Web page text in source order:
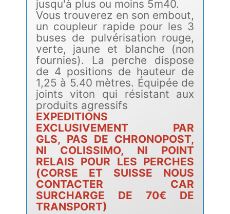
jusqu'à plus ou moins 5m40.
Vous trouverez en son embout,
un coupleur rapide pour les 3
buses de pulvérisation rouge,
verte, jaune et blanche (non
fournies). La perche dispose
de 4 positions de hauteur de
1,25 à 5.40 mètres. Équipée de
joints viton qui résistant aux
produits agressifs
EXPEDITIONS
EXCLUSIVEMENT PAR
GLS, PAS DE CHRONOPOST,
NI COLISSIMO, NI POINT
RELAIS POUR LES PERCHES
(CORSE ET SUISSE NOUS
CONTACTER CAR
SURCHARGE DE 70€ DE
TRANSPORT)